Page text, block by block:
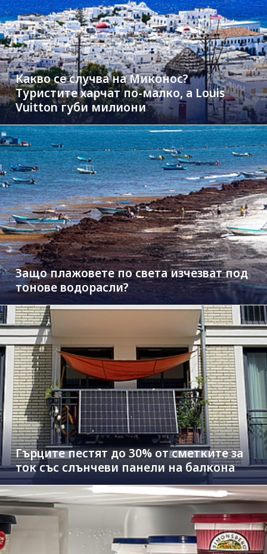
Какво се случва на Миконос?
Туристите харчат по-малко, а Louis
Vuitton губи милиони
Защо плажовете по света изчезват под
тонове водорасли?
Гърците пестят до 30% от сметките за
ток със слънчеви панели на балкона